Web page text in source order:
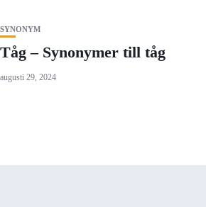
SYNONYM
Tåg – Synonymer till tåg
augusti 29, 2024